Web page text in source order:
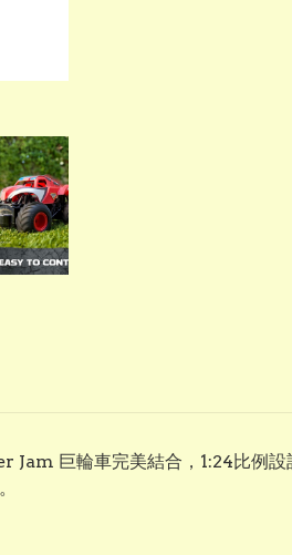
輪車完美結合，1:24比例設計